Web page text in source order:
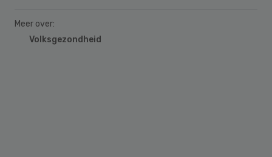
Meer over:
Volksgezondheid